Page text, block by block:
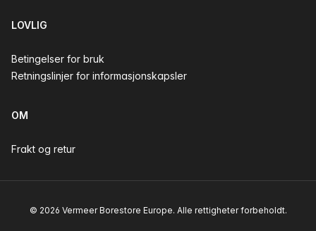
LOVLIG
Betingelser for bruk
Retningslinjer for informasjonskapsler
OM
Frakt og retur
© 2026 Vermeer Borestore Europe. Alle rettigheter forbeholdt.